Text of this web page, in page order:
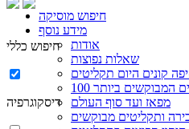
חיפוש מוסיקה
מידע נוסף
אודות
שאלות נפוצות
קונים היום תקליטים
המבוקשים ביותר
מפאז ועד סוף העולם
ותקליטים מבוקשים
חיפוש כללי
דיסקוגרפיה